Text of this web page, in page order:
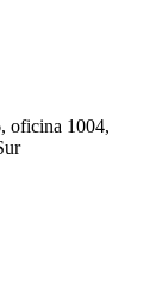
oficina 1004,